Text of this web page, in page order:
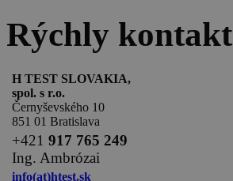
Rýchly kontakt
H TEST SLOVAKIA,
spol. s r.o.
Černyševského 10
851 01 Bratislava
+421 917 765 249
Ing. Ambrózai
info(at)htest.sk